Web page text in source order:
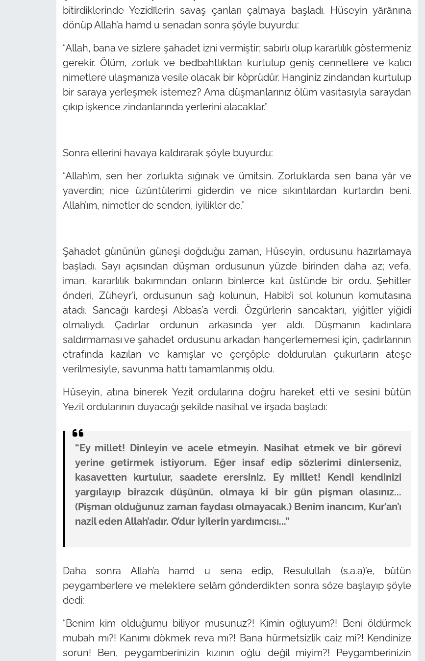
bitirdiklerinde Yezidîlerin savaş çanları çalmaya başladı. Hüseyin yârânına
dönüp Allah’a hamd u senadan sonra şöyle buyurdu:
“Allah, bana ve sizlere şahadet izni vermiştir; sabırlı olup kararlılık göstermeniz
gerekir. Ölüm, zorluk ve bedbahtlıktan kurtulup geniş cennetlere ve kalıcı
nimetlere ulaşmanıza vesile olacak bir köprüdür. Hanginiz zindandan kurtulup
bir saraya yerleşmek istemez? Ama düşmanlarınız ölüm vasıtasıyla saraydan
çıkıp işkence zindanlarında yerlerini alacaklar.”
Sonra ellerini havaya kaldırarak şöyle buyurdu:
“Allah’ım, sen her zorlukta sığınak ve ümitsin. Zorluklarda sen bana yâr ve
yaverdin; nice üzüntülerimi giderdin ve nice sıkıntılardan kurtardın beni.
Allah’ım, nimetler de senden, iyilikler de.”
Şahadet gününün güneşi doğduğu zaman, Hüseyin, ordusunu hazırlamaya
başladı. Sayı açısından düşman ordusunun yüzde birinden daha az; vefa,
iman, kararlılık bakımından onların binlerce kat üstünde bir ordu. Şehitler
önderi, Züheyr’i, ordusunun sağ kolunun, Habib’i sol kolunun komutasına
atadı. Sancağı kardeşi Abbas’a verdi. Özgürlerin sancaktarı, yiğitler yiğidi
olmalıydı. Çadırlar ordunun arkasında yer aldı. Düşmanın kadınlara
saldırmaması ve şahadet ordusunu arkadan hançerlememesi için, çadırlarının
etrafında kazılan ve kamışlar ve çerçöple doldurulan çukurların ateşe
verilmesiyle, savunma hattı tamamlanmış oldu.
Hüseyin, atına binerek Yezit ordularına doğru hareket etti ve sesini bütün
Yezit ordularının duyacağı şekilde nasihat ve irşada başladı:
“Ey millet! Dinleyin ve acele etmeyin. Nasihat etmek ve bir görevi
yerine getirmek istiyorum. Eğer insaf edip sözlerimi dinlerseniz,
kasavetten kurtulur, saadete erersiniz. Ey millet! Kendi kendinizi
yargılayıp birazcık düşünün, olmaya ki bir gün pişman olasınız...
(Pişman olduğunuz zaman faydası olmayacak.) Benim inancım, Kur’an’ı
nazil eden Allah’adır. O’dur iyilerin yardımcısı...”
Daha sonra Allah’a hamd u sena edip, Resulullah (s.a.a)’e, bütün
peygamberlere ve meleklere selâm gönderdikten sonra söze başlayıp şöyle
dedi:
“Benim kim olduğumu biliyor musunuz?! Kimin oğluyum?! Beni öldürmek
mubah mı?! Kanımı dökmek reva mı?! Bana hürmetsizlik caiz mi?! Kendinize
sorun! Ben, peygamberinizin kızının oğlu değil miyim?! Peygamberinizin